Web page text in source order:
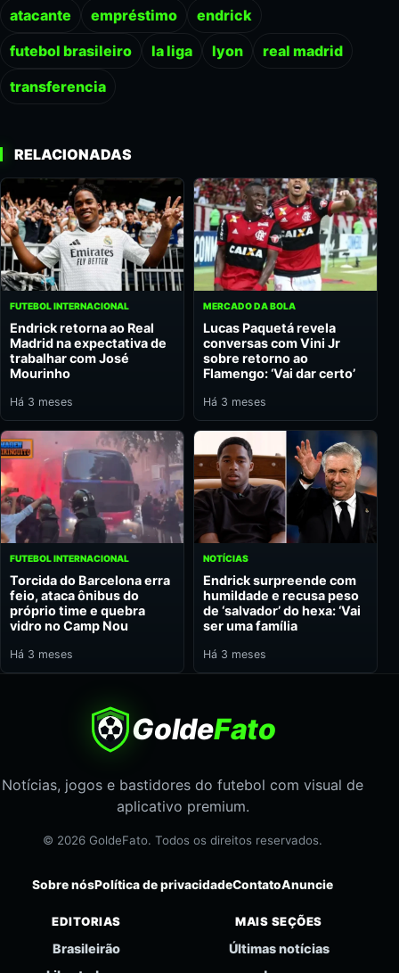
atacante empréstimo
endrick
futebol brasileiro
la liga lyon
real madrid
transferencia
RELACIONADAS
FUTEBOL INTERNACIONAL
Endrick retorna ao Real
Madrid na expectativa de
trabalhar com José
Mourinho
Há 3 meses
MERCADO DA BOLA
Lucas Paquetá revela
conversas com Vini Jr
sobre retorno ao
Flamengo: ‘Vai dar certo’
Há 3 meses
FUTEBOL INTERNACIONAL
Torcida do Barcelona erra
feio, ataca ônibus do
próprio time e quebra
vidro no Camp Nou
Há 3 meses
NOTÍCIAS
Endrick surpreende com
humildade e recusa peso
de ‘salvador’ do hexa: ‘Vai
ser uma família
Há 3 meses
GoldeFato
Notícias, jogos e bastidores do futebol com visual de
aplicativo premium.
© 2026 GoldeFato. Todos os direitos reservados.
Sobre nósPolítica de privacidadeContatoAnuncie
EDITORIAS
Brasileirão
MAIS SEÇÕES
Últimas notícias